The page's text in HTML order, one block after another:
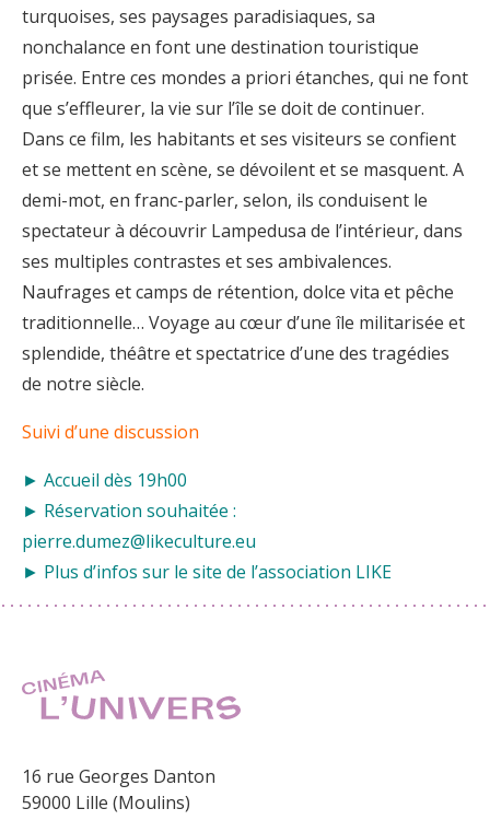
turquoises, ses paysages paradisiaques, sa
nonchalance en font une destination touristique
prisée. Entre ces mondes a priori étanches, qui ne font
que s’effleurer, la vie sur l’île se doit de continuer.
Dans ce film, les habitants et ses visiteurs se confient
et se mettent en scène, se dévoilent et se masquent. A
demi-mot, en franc-parler, selon, ils conduisent le
spectateur à découvrir Lampedusa de l’intérieur, dans
ses multiples contrastes et ses ambivalences.
Naufrages et camps de rétention, dolce vita et pêche
traditionnelle… Voyage au cœur d’une île militarisée et
splendide, théâtre et spectatrice d’une des tragédies
de notre siècle.
Suivi d’une discussion
► Accueil dès 19h00
► Réservation souhaitée :
pierre.dumez@likeculture.eu
► Plus d’infos sur le site de l’association LIKE
16 rue Georges Danton
59000 Lille (Moulins)